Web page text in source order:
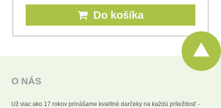
Do košíka
O NÁS
Už viac ako 17 rokov prinášame kvalitné darčeky na každú príležitosť -